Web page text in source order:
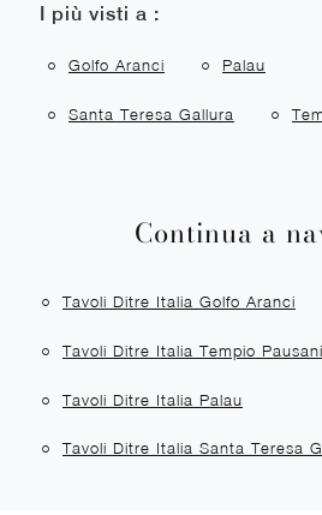
I più visti a :
Golfo Aranci Palau
Santa Teresa Gallura
Continua a
Tavoli Ditre Italia Golfo Aranci
Tavoli Ditre Italia Tempio
Tavoli Ditre Italia Palau
Tavoli Ditre Italia Santa Teresa